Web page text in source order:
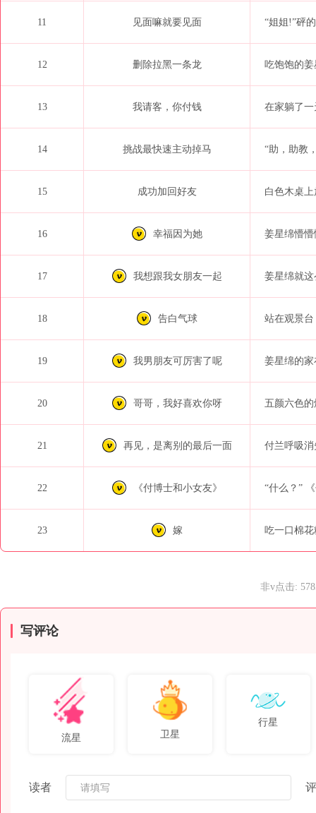
11 见面嘛就要见面 “姐姐!”砰
12 删除拉黑一条龙 吃饱饱的
13 我请客，你付钱 在家躺了
14 挑战最快速主动掉马 “助，助教
15 成功加回好友 白色木桌
16 幸福因为她 姜星绵懵
17 我想跟我女朋友一起 姜星绵就
18 告白气球 站在观景
19 我男朋友可厉害了呢 姜星绵的
20 哥哥，我好喜欢你呀 五颜六色
21 再见，是离别的最后一面 付兰呼吸
22 《付博士和小女友》 “什么？”
23 嫁 吃一口棉
非v点击:
写评论
流星 卫星
行星
读者